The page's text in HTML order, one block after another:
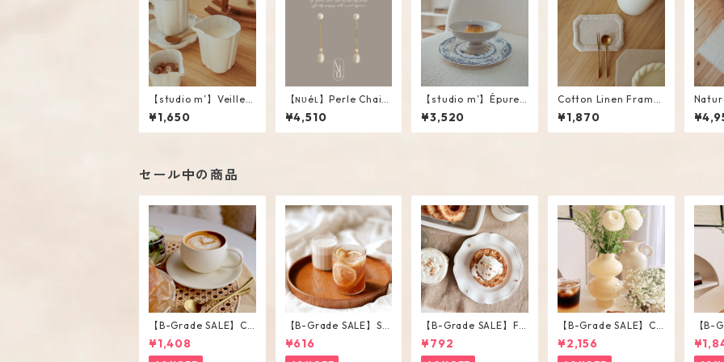
【studio m’】Veillee
Creamer #White / L
¥1,650
【ɴᴜéʟ】Perle Chain
e
¥4,510
【studio m’】Épurer
Compote #White / M
¥3,520
Cotton Linen Frame
Mini Mat #Beige
¥1,870
セール中の商品
【B-Grade SALE】Cr
eam Color Round Sh
ape Cup Saucer Set
¥1,408
【B-Grade SALE】Str
iped Short Glass / M
¥616
【B-Grade SALE】Fri
ll Plate
¥792
【B-Grade SALE】Ch
ubby Vase / L
¥2,156
【B-
ubby